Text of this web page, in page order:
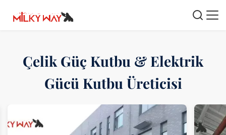
Çelik Güç Kutbu & Elektrik
Gücü Kutbu Üreticisi